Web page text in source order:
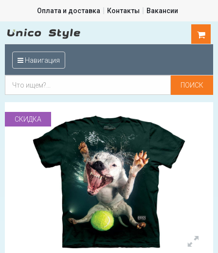
Оплата и доставка Контакты Вакансии
Навигация
СКИДКА